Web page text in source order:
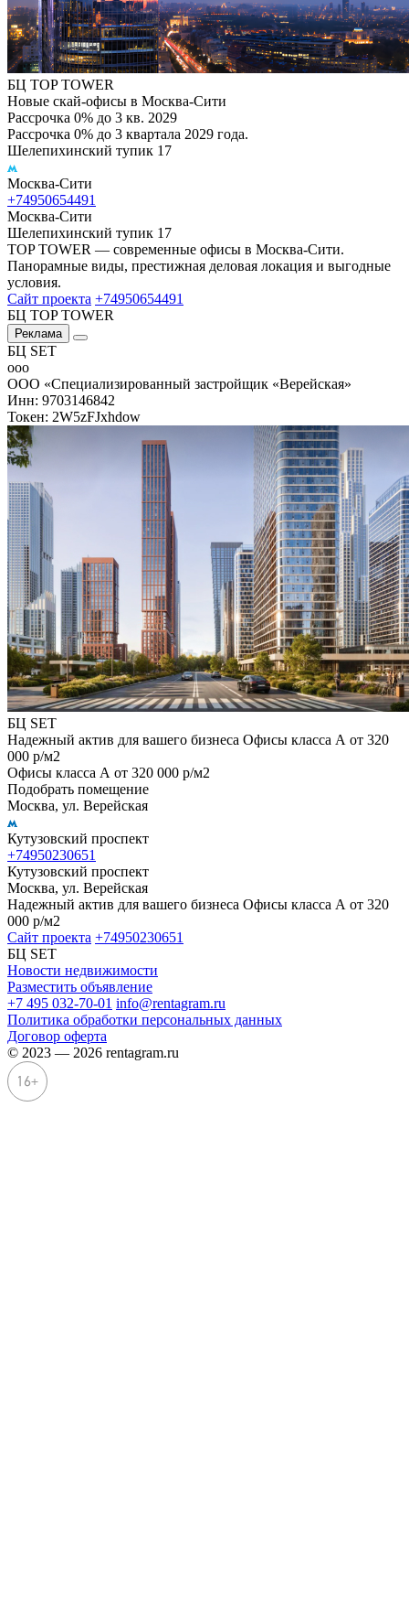
БЦ TOP TOWER
Новые скай-офисы в Москва-Сити
Рассрочка 0% до 3 кв. 2029
Рассрочка 0% до 3 квартала 2029 года.
Шелепихинский тупик 17
Москва-Сити
+74950654491
Москва-Сити
Шелепихинский тупик 17
TOP TOWER — современные офисы в Москва-Сити.
Панорамные виды, престижная деловая локация и выгодные
условия.
Сайт проекта +74950654491
БЦ TOP TOWER
Реклама
БЦ SET
ооо
ООО «Специализированный застройщик «Верейская»
Инн: 9703146842
Токен: 2W5zFJxhdow
БЦ SET
Надежный актив для вашего бизнеса Офисы класса А от 320
000 р/м2
Офисы класса А от 320 000 р/м2
Подобрать помещение
Москва, ул. Верейская
Кутузовский проспект
+74950230651
Кутузовский проспект
Москва, ул. Верейская
Надежный актив для вашего бизнеса Офисы класса А от 320
000 р/м2
Сайт проекта +74950230651
БЦ SET
Новости недвижимости
Разместить объявление
+7 495 032-70-01 info@rentagram.ru
Политика обработки персональных данных
Договор оферта
© 2023 — 2026 rentagram.ru